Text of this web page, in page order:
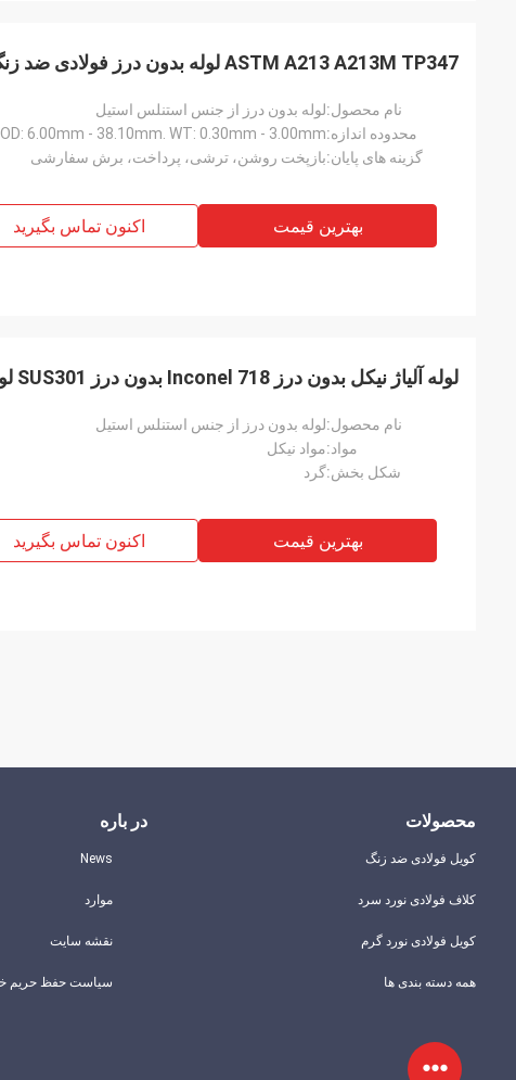
ASTM A213 A213M TP347 لوله بدون درز فولادی ضد زنگ سرد SUS347
نام محصول:لوله بدون درز از جنس استنلس استیل
محدوده اندازه:OD: 6.00mm - 38.10mm. WT: 0.30mm - 3.00mm
گزینه های پایان:بازپخت روشن، ترشی، پرداخت، برش سفارشی
بهترین قیمت اکنون تماس بگیرید
لوله آلیاژ نیکل بدون درز Inconel 718 بدون درز SUS301 لوله آلیاژ نیکل بدون درز
نام محصول:لوله بدون درز از جنس استنلس استیل
مواد:مواد نیکل
شکل بخش:گرد
بهترین قیمت اکنون تماس بگیرید
در باره
News
موارد
نقشه سایت
محصولات
کویل فولادی ضد زنگ
کلاف فولادی نورد سرد
کویل فولادی نورد گرم
همه دسته بندی ها